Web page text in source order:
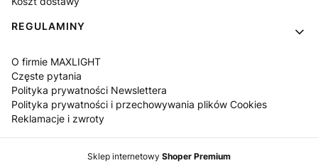
REGULAMINY
O firmie MAXLIGHT
Częste pytania
Polityka prywatności Newslettera
Polityka prywatności i przechowywania plików Cookies
Reklamacje i zwroty
Sklep internetowy Shoper Premium